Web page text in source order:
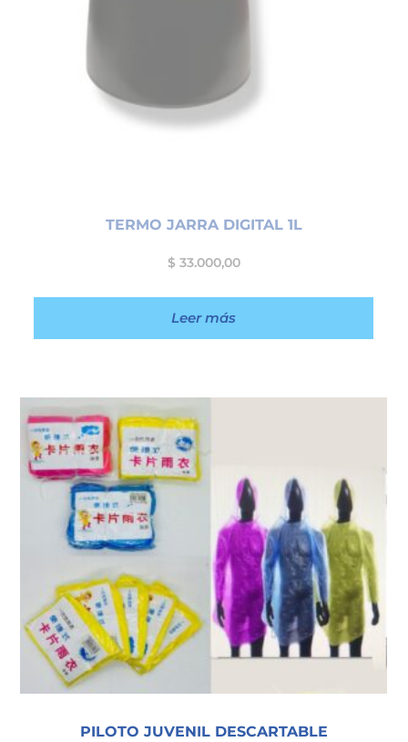
TERMO JARRA DIGITAL 1L
$ 33.000,00
Leer más
PILOTO JUVENIL DESCARTABLE